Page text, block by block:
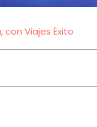
Viajes Éxito